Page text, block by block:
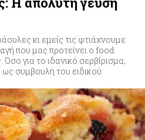
κι εμείς τις φτιάχνουμε
που μας προτείνει ο food
για το ιδανικό σερβίρισμα;
συμβουλή του ειδικού: